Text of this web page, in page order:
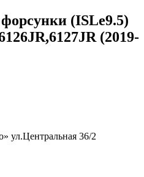
(ISLe9.5)
(2019-
ул.Центральная 36/2